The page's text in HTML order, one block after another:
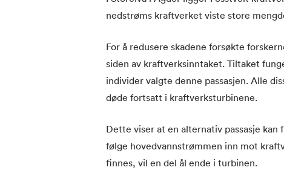
nedstrøms kraftverket viste store
For å redusere skadene forsøkte
siden av kraftverksinntaket. Tiltaket
individer valgte denne passasjen. Alle
døde fortsatt i kraftverksturbinene.
Dette viser at en alternativ passasje
følge hovedvannstrømmen inn mot
finnes, vil en del ål ende i turbinen.